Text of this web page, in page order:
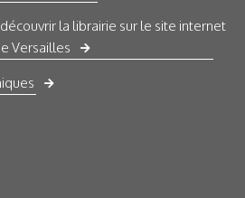
la librairie sur le site internet
Versailles